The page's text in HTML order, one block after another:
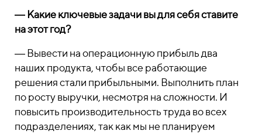
― Какие ключевые задачи вы для себя ставите
на этот год?
― Вывести на операционную прибыль два
наших продукта, чтобы все работающие
решения стали прибыльными. Выполнить план
по росту выручки, несмотря на сложности. И
повысить производительность труда во всех
подразделениях, так как мы не планируем